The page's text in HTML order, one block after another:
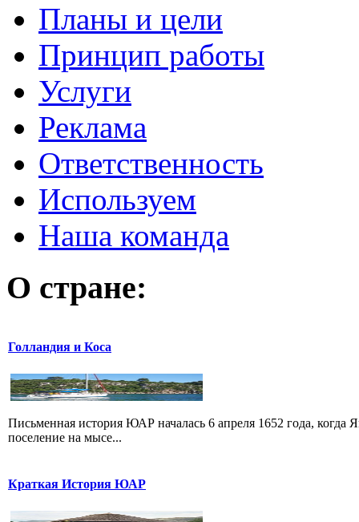
Планы и цели
Принцип работы
Услуги
Реклама
Ответственность
Используем
Наша команда
О стране:
Голландия и Коса
Письменная история ЮАР началась 6 апреля 1652 года,
поселение на мысе...
Краткая История ЮАР